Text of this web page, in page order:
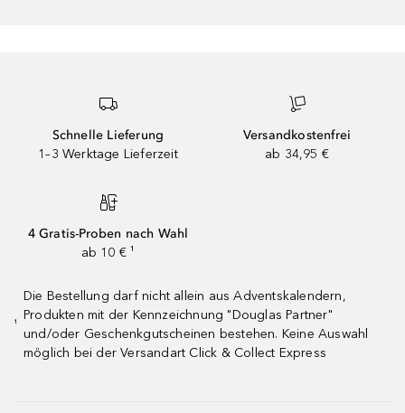
Schnelle Lieferung
1–3 Werktage Lieferzeit
Versandkostenfrei
ab 34,95 €
4 Gratis-Proben nach Wahl
ab 10 € ¹
¹
Die Bestellung darf nicht allein aus Adventskalendern,
Produkten mit der Kennzeichnung "Douglas Partner"
und/oder Geschenkgutscheinen bestehen. Keine Auswahl
möglich bei der Versandart Click & Collect Express